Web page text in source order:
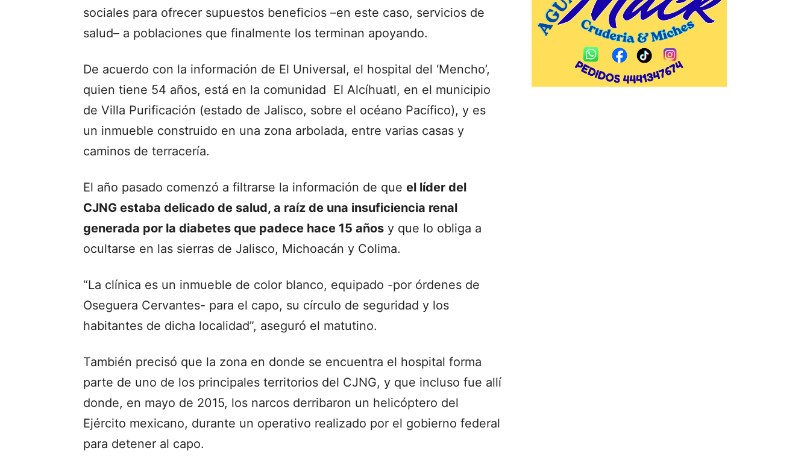
sociales para ofrecer supuestos beneficios –en este caso, servicios de
salud– a poblaciones que finalmente los terminan apoyando.
De acuerdo con la información de El Universal, el hospital del ‘Mencho’,
quien tiene 54 años, está en la comunidad El Alcíhuatl, en el municipio
de Villa Purificación (estado de Jalisco, sobre el océano Pacífico), y es
un inmueble construido en una zona arbolada, entre varias casas y
caminos de terracería.
El año pasado comenzó a filtrarse la información de que el líder del
CJNG estaba delicado de salud, a raíz de una insuficiencia renal
generada por la diabetes que padece hace 15 años y que lo obliga a
ocultarse en las sierras de Jalisco, Michoacán y Colima.
“La clínica es un inmueble de color blanco, equipado -por órdenes de
Oseguera Cervantes- para el capo, su círculo de seguridad y los
habitantes de dicha localidad”, aseguró el matutino.
También precisó que la zona en donde se encuentra el hospital forma
parte de uno de los principales territorios del CJNG, y que incluso fue allí
donde, en mayo de 2015, los narcos derribaron un helicóptero del
Ejército mexicano, durante un operativo realizado por el gobierno federal
para detener al capo.